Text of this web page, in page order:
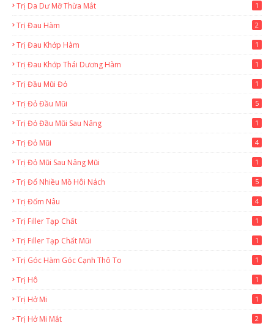
Trị Da Dư Mỡ Thừa Mắt 1
Trị Đau Hàm 2
Trị Đau Khớp Hàm 1
Trị Đau Khớp Thái Dương Hàm 1
Trị Đầu Mũi Đỏ 1
Trị Đỏ Đầu Mũi 5
Trị Đỏ Đầu Mũi Sau Nâng 1
Trị Đỏ Mũi 4
Trị Đỏ Mũi Sau Nâng Mũi 1
Trị Đổ Nhiều Mồ Hôi Nách 5
Trị Đốm Nâu 4
Trị Filler Tạp Chất 1
Trị Filler Tạp Chất Mũi 1
Trị Góc Hàm Góc Cạnh Thô To 1
Trị Hô 1
Trị Hở Mi 1
Trị Hở Mi Mắt 2